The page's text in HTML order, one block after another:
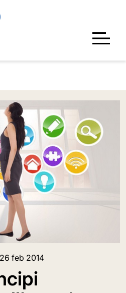
26 feb 2014